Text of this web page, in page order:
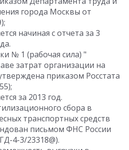
города Москвы от
начиная с отчета за 3
№ 1 (рабочая сила) "
затрат организации на
приказом Росстата
за 2013 год.
сбора в
транспортных средств
письмом ФНС России
4-3/23318@).